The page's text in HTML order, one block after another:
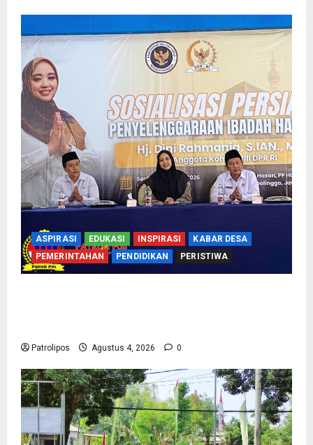
ASPIRASI EDUKASI INSPIRASI
KABAR DESA
PEMERINTAHAN
PENDIDIKAN PERISTIWA
Patrolipos Agustus 4, 2026 0